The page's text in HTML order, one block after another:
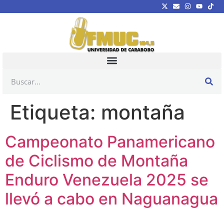
Etiqueta: montaña
Campeonato Panamericano
de Ciclismo de Montaña
Enduro Venezuela 2025 se
llevó a cabo en Naguanagua